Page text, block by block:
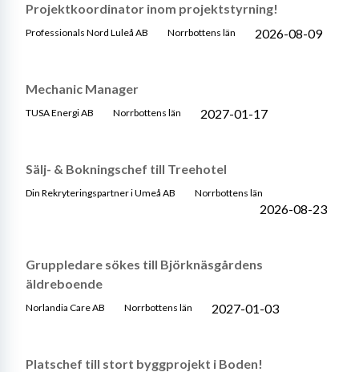
Projektkoordinator inom projektstyrning!
Professionals Nord Luleå AB Norrbottens län 2026-08-09
Mechanic Manager
TUSA Energi AB Norrbottens län 2027-01-17
Sälj- & Bokningschef till Treehotel
Din Rekryteringspartner i Umeå AB Norrbottens län
2026-08-23
Gruppledare sökes till Björknäsgårdens
äldreboende
Norlandia Care AB Norrbottens län 2027-01-03
Platschef till stort byggprojekt i Boden!